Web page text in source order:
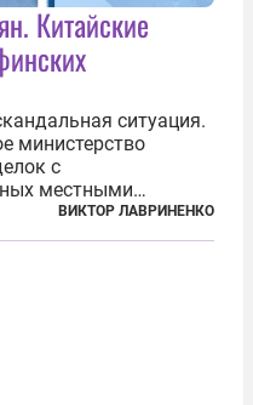
Китайские
ситуация.
министерство
с
местными
Чиновники
с целью
ВИКТОР ЛАВРИНЕНКО